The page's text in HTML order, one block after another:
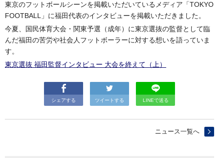
東京のフットボールシーンを掲載いただいているメディア「TOKYO
FOOTBALL」に福田代表のインタビューを掲載いただきました。
今夏、国民体育大会・関東予選（成年）に東京選抜の監督として臨
んだ福田の苦労や社会人フットボーラーに対する想いを語っていま
す。
東京選抜 福田監督インタビュー 大会を終えて（上）
シェアする ツイートする LINEで送る
ニュース一覧へ